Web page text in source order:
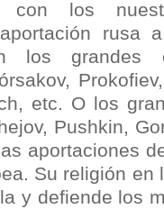
con los
rusa
los grandes
etc. O los
Pushkin,
aportaciones
Su religión en
y defiende los